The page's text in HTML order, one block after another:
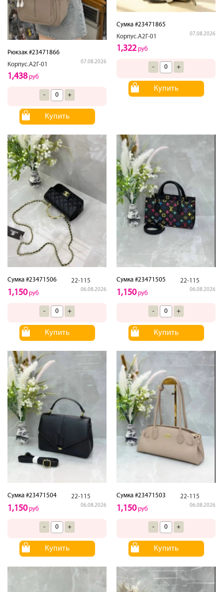
Рюкзак #23471866
Корпус.А2Г-01
07.08.2026
1,438руб
- +
Купить
Сумка #23471865
Корпус.А2Г-01
07.08.2026
1,322руб
- +
Купить
Сумка #23471506 22-115
06.08.2026
1,150руб
- +
Купить
Сумка #23471505 22-115
06.08.2026
1,150руб
- +
Купить
Сумка #23471504 22-115
06.08.2026
1,150руб
- +
Купить
Сумка #23471503 22-115
06.08.2026
1,150руб
- +
Купить